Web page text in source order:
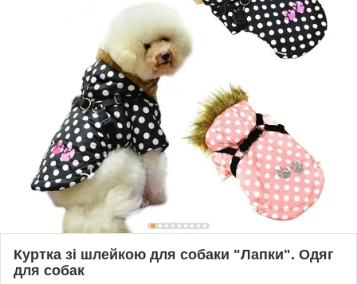
Куртка зі шлейкою для собаки "Лапки". Одяг
для собак